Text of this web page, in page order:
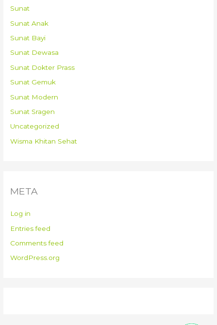
Sunat
Sunat Anak
Sunat Bayi
Sunat Dewasa
Sunat Dokter Prass
Sunat Gemuk
Sunat Modern
Sunat Sragen
Uncategorized
Wisma Khitan Sehat
META
Log in
Entries feed
Comments feed
WordPress.org